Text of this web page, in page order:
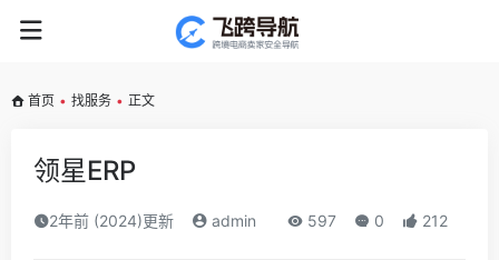
首页 • 找服务 • 正文
领星ERP
2年前 (2024)更新 admin 597 0 212